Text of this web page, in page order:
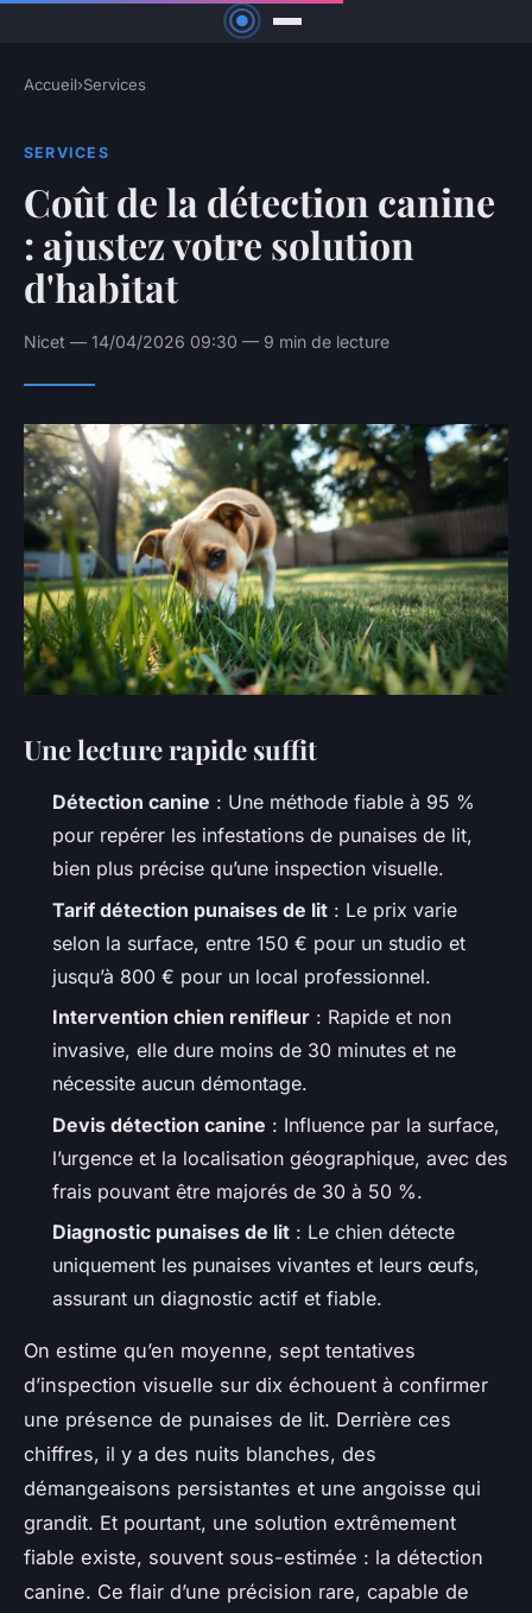
Accueil›Services
SERVICES
Coût de la détection canine
: ajustez votre solution
d'habitat
Nicet — 14/04/2026 09:30 — 9 min de lecture
Une lecture rapide suffit
Détection canine : Une méthode fiable à 95 %
pour repérer les infestations de punaises de lit,
bien plus précise qu’une inspection visuelle.
Tarif détection punaises de lit : Le prix varie
selon la surface, entre 150 € pour un studio et
jusqu’à 800 € pour un local professionnel.
Intervention chien renifleur : Rapide et non
invasive, elle dure moins de 30 minutes et ne
nécessite aucun démontage.
Devis détection canine : Influence par la surface,
l’urgence et la localisation géographique, avec des
frais pouvant être majorés de 30 à 50 %.
Diagnostic punaises de lit : Le chien détecte
uniquement les punaises vivantes et leurs œufs,
assurant un diagnostic actif et fiable.
On estime qu’en moyenne, sept tentatives
d’inspection visuelle sur dix échouent à confirmer
une présence de punaises de lit. Derrière ces
chiffres, il y a des nuits blanches, des
démangeaisons persistantes et une angoisse qui
grandit. Et pourtant, une solution extrêmement
fiable existe, souvent sous-estimée : la détection
canine. Ce flair d’une précision rare, capable de